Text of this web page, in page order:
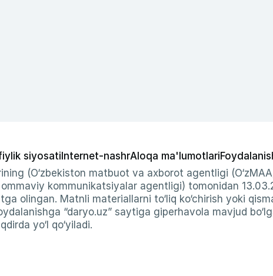
siyosati Internet-nashrAloqa ma'lumotlari
(O‘zbekiston matbuot va axborot agentligi
kommunikatsiyalar agentligi) tomonidan
olingan. Matnli materiallarni to‘liq ko‘chirish yoki
“daryo.uz” saytiga giperhavola mavjud
yo‘l qo‘yiladi.